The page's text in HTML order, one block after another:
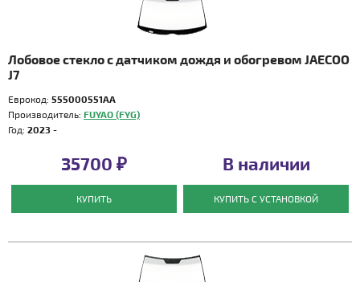
Лобовое стекло с датчиком дождя и обогревом JAECOO
J7
Еврокод: 555000551AA
Производитель: FUYAO (FYG)
Год: 2023 -
35700 ₽
КУПИТЬ
В наличии
КУПИТЬ С УСТАНОВКОЙ